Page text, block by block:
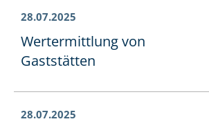
28.07.2025
Wertermittlung von
Gaststätten
28.07.2025